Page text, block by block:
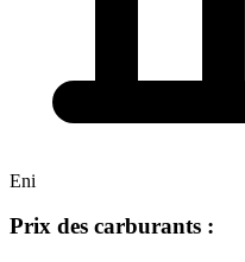
Eni
Prix des carburants :